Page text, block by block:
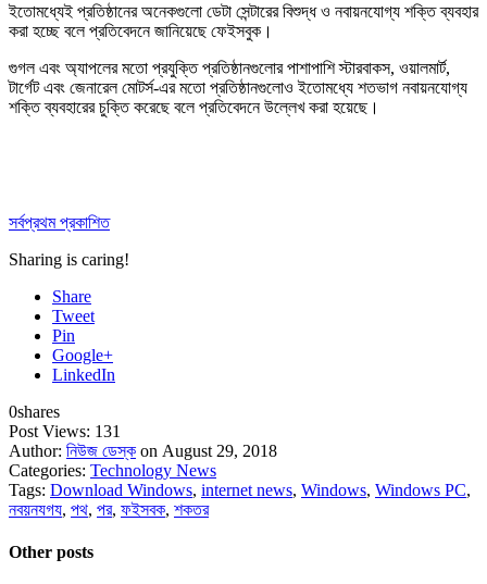
ইতোমধ্যেই প্রতিষ্ঠানের অনেকগুলো ডেটা সেন্টারের বিশুদ্ধ ও নবায়নযোগ্য শক্তি ব্যবহার
করা হচ্ছে বলে প্রতিবেদনে জানিয়েছে ফেইসবুক।
গুগল এবং অ্যাপলের মতো প্রযুক্তি প্রতিষ্ঠানগুলোর পাশাপাশি স্টারবাকস, ওয়ালমার্ট,
টার্গেট এবং জেনারেল মোটর্স-এর মতো প্রতিষ্ঠানগুলোও ইতোমধ্যে শতভাগ নবায়নযোগ্য
শক্তি ব্যবহারের চুক্তি করেছে বলে প্রতিবেদনে উল্লেখ করা হয়েছে।
সর্বপ্রথম প্রকাশিত
Sharing is caring!
Share
Tweet
Pin
Google+
LinkedIn
0shares
Post Views: 131
Author: নিউজ ডেস্ক on August 29, 2018
Categories: Technology News
Tags: Download Windows, internet news, Windows, Windows PC,
নবয়নযগয, পথ, পর, ফইসবক, শকতর
Other posts